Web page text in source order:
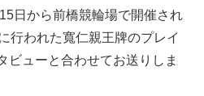
日から前橋競輪場で開催され
行われた寬仁親王牌のプレイ
ビューと合わせてお送りしま